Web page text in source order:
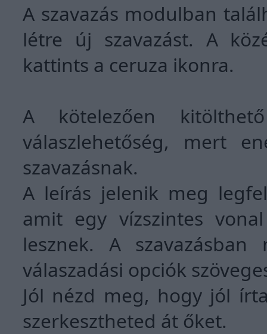
A szavazás modulban
létre új szavazást. A
kattints a ceruza ikonra.
A kötelezően
válaszlehetőség, mert
szavazásnak.
A leírás jelenik meg
amit egy vízszintes
lesznek. A
válaszadási opciók
Jól nézd meg, hogy jól
szerkesztheted át őket.